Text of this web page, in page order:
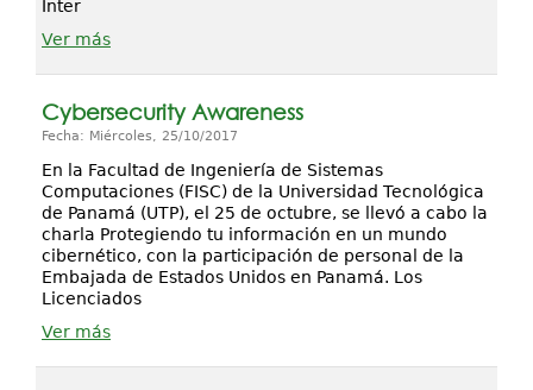
Inter
Ver más
Cybersecurity Awareness
Fecha: Miércoles, 25/10/2017
En la Facultad de Ingeniería de Sistemas
Computaciones (FISC) de la Universidad Tecnológica
de Panamá (UTP), el 25 de octubre, se llevó a cabo la
charla Protegiendo tu información en un mundo
cibernético, con la participación de personal de la
Embajada de Estados Unidos en Panamá. Los
Licenciados
Ver más